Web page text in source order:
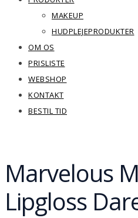
MAKEUP
HUDPLEJEPRODUKTER
OM OS
PRISLISTE
WEBSHOP
KONTAKT
BESTIL TID
Marvelous
Lipgloss